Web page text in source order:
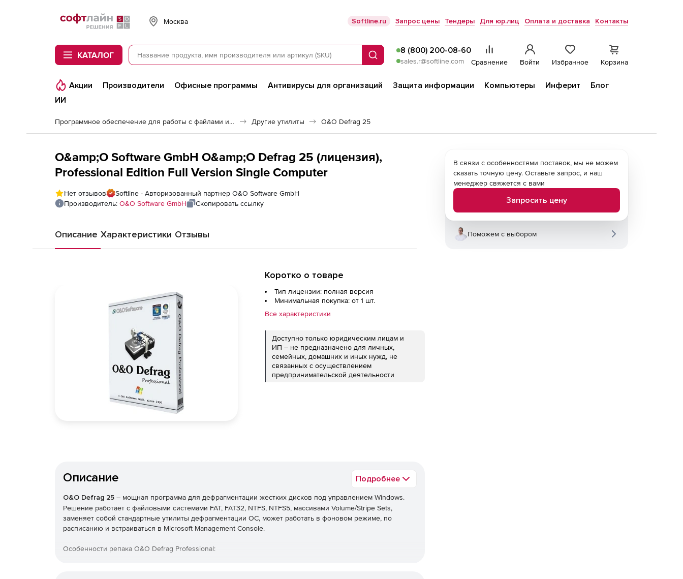
Softline
Москва Softline.ru Запрос цены Тендеры Для юр.лиц Оплата и доставка Контакты
КАТАЛОГ Поиск
8 (800) 200-08-60
sales.r@softline.com Сравнение Войти Избранное Корзина
Акции Производители Офисные программы Антивирусы для организаций Защита информации Компьютеры Инферит
Блог
ИИ
Программное обеспечение для работы с файлами и дисками Другие утилиты O&O Defrag 25
O&amp;O Software GmbH O&amp;O Defrag 25 (лицензия),
Professional Edition Full Version Single Computer
Нет отзывов
Softline - Авторизованный партнер O&O Software GmbH
Производитель: O&O Software GmbH Скопировать ссылку
Описание Характеристики Отзывы
Коротко о товаре
Тип лицензии: полная версия
Минимальная покупка: от 1 шт.
Все характеристики
Доступно только юридическим лицам и
ИП – не предназначено для личных,
семейных, домашних и иных нужд, не
связанных с осуществлением
предпринимательской деятельности
Описание Подробнее
O&O Defrag 25 – мощная программа для дефрагментации жестких дисков под управлением Windows.
Решение работает с файловыми системами FAT, FAT32, NTFS, NTFS5, массивами Volume/Stripe Sets,
заменяет собой стандартные утилиты дефрагментации ОС, может работать в фоновом режиме, по
расписанию и встраиваться в Microsoft Management Console.
Особенности репака O&O Defrag Professional:
В связи с особенностями поставок, мы не можем
сказать точную цену. Оставьте запрос, и наш
менеджер свяжется с вами
Запросить цену
Поможем с выбором